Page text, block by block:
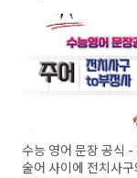
수능 영어 문장 공식 -
술어 사이에 전치사